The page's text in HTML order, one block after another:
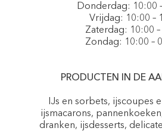
Donderdag: 10:00
Vrijdag: 10:00 –
Zaterdag: 10:00 –
Zondag: 10:00 –
PRODUCTEN IN DE
IJs en sorbets, ijscoupes
ijsmacarons,
dranken, ijsdesserts,